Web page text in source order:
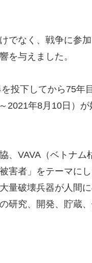
でなく、戦争に参
を与えました。
投下してから75年
2021年8月10日）
、VAVA（ベトナム
害者」をテーマに
量破壊兵器が人間
研究、開発、貯蔵